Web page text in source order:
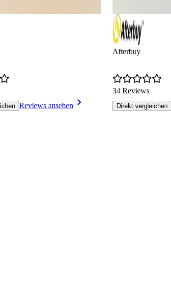
Reviews ansehen
Afterbuy
34 Reviews
Direkt vergleichen